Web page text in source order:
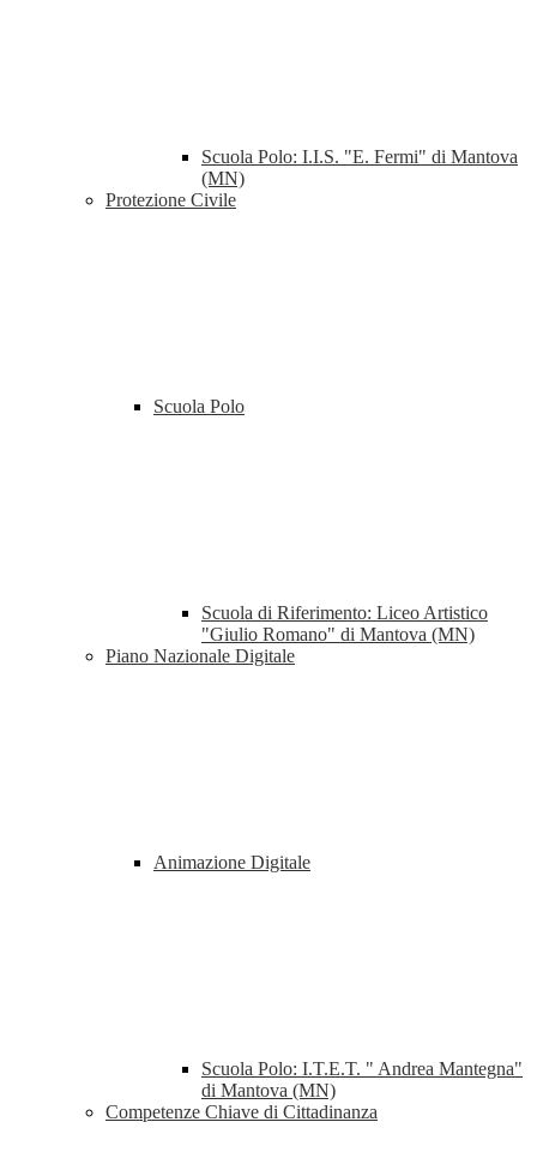
Scuola Polo: I.I.S. "E. Fermi" di Mantova
(MN)
Protezione Civile
Scuola Polo
Scuola di Riferimento: Liceo Artistico
"Giulio Romano" di Mantova (MN)
Piano Nazionale Digitale
Animazione Digitale
Scuola Polo: I.T.E.T. " Andrea Mantegna"
di Mantova (MN)
Competenze Chiave di Cittadinanza